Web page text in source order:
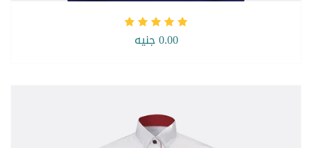
0.00 جنيه